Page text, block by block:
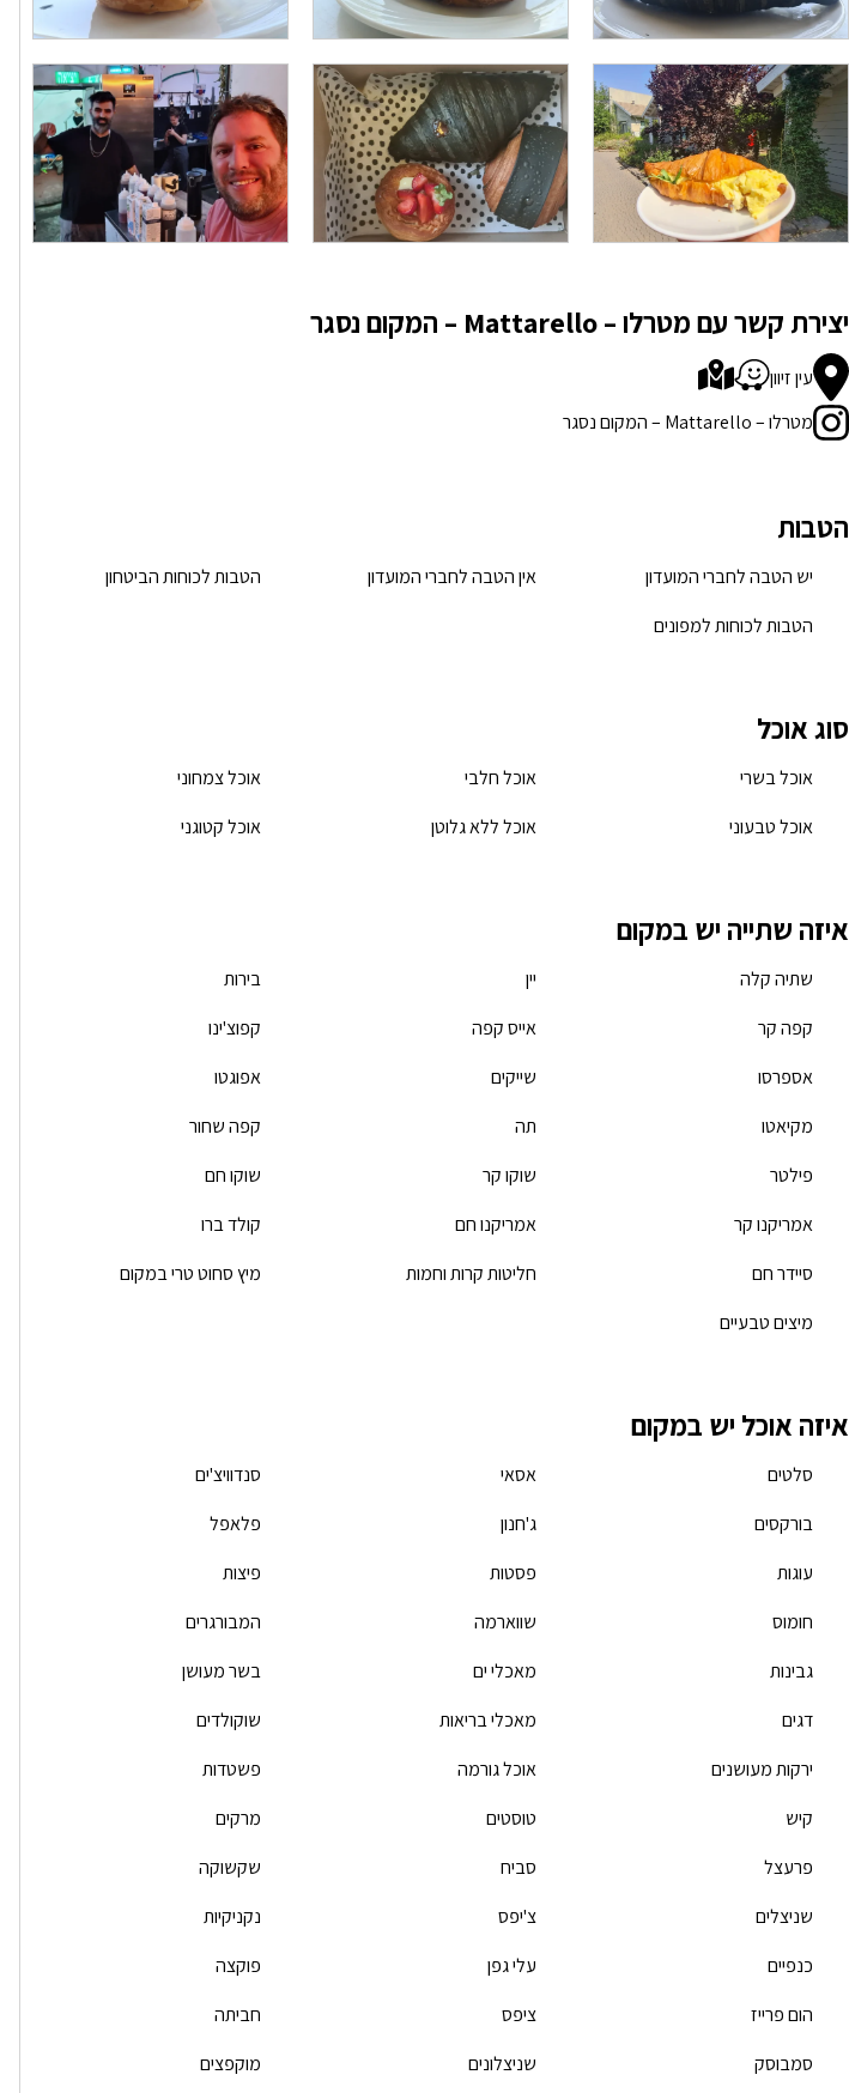
יצירת קשר עם מטרלו – Mattarello – המקום נסגר
עין זיוון
מטרלו – Mattarello – המקום נסגר
הטבות
יש הטבה לחברי המועדון אין הטבה לחברי המועדון
הטבות לכוחות הביטחון
הטבות לכוחות למפונים
סוג אוכל
אוכל בשרי אוכל חלבי
אוכל צמחוני
אוכל טבעוני
אוכל ללא גלוטן אוכל קטוגני
איזה שתייה יש במקום
שתיה קלה יין
בירות
קפה קר
אייס קפה
קפוצ'ינו
אספרסו
שייקים
אפוגטו
מקיאטו
תה
קפה שחור
פילטר
שוקו קר
שוקו חם
אמריקנו קר
אמריקנו חם
קולד ברו
סיידר חם
חליטות קרות וחמות
מיץ סחוט טרי במקום
מיצים טבעיים
איזה אוכל יש במקום
סלטים אסאי
סנדוויצ'ים
בורקסים
ג'חנון
פלאפל
עוגות
פסטות
פיצות
חומוס
שווארמה
המבורגרים
גבינות
מאכלי ים
בשר מעושן
דגים
מאכלי בריאות
שוקולדים
ירקות מעושנים
אוכל גורמה
פשטדות
קיש
טוסטים
מרקים
פרעצל
סביח
שקשוקה
שניצלים
צ'יפס
נקניקיות
כנפיים
עלי גפן
פוקצה
הום פרייז
ציפס
חביתה
סמבוסק
שניצלונים מוקפצים